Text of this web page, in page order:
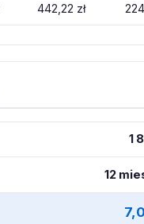
442,22 zł
1
12